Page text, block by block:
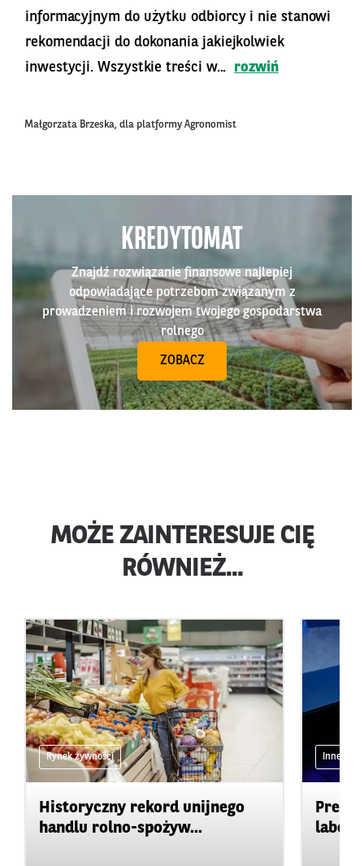
informacyjnym do użytku odbiorcy i nie stanowi
rekomendacji do dokonania jakiejkolwiek
inwestycji. Wszystkie treści w...
rozwiń
Małgorzata Brzeska, dla platformy Agronomist
KREDYTOMAT
Znajdź rozwiązanie finansowe najlepiej
odpowiadające potrzebom związanym z
prowadzeniem i rozwojem twojego gospodarstwa
rolnego
ZOBACZ
MOŻE ZAINTERESUJE CIĘ
RÓWNIEŻ...
Rynek żywności
Historyczny rekord unijnego
handlu rolno-spożyw...
Inne